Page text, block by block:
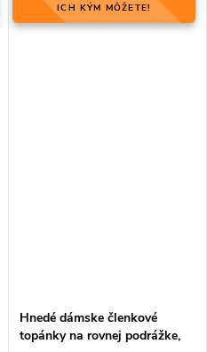
ICH KÝM MÔŽETE!
Hnedé dámske členkové
topánky na rovnej podrážke,